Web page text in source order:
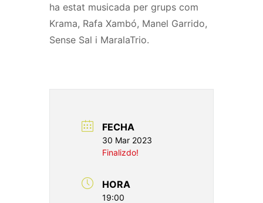
ha estat musicada per grups com
Krama, Rafa Xambó, Manel Garrido,
Sense Sal i MaralaTrio.
FECHA
30 Mar 2023
Finalizdo!
HORA
19:00